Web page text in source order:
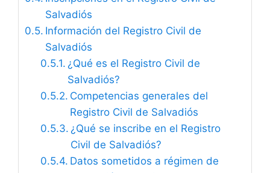
Salvadiós
Información del Registro Civil de
Salvadiós
¿Qué es el Registro Civil de
Salvadiós?
Competencias generales del
Registro Civil de Salvadiós
¿Qué se inscribe en el Registro
Civil de Salvadiós?
Datos sometidos a régimen de